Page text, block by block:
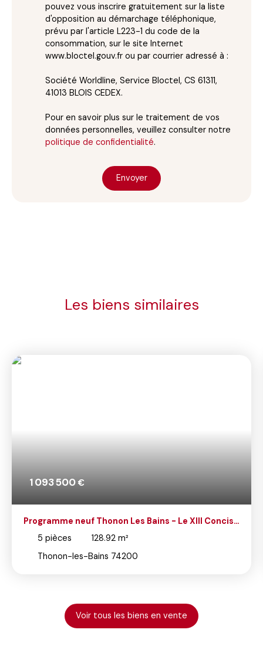
pouvez vous inscrire gratuitement sur la liste
d'opposition au démarchage téléphonique,
prévu par l'article L223-1 du code de la
consommation, sur le site Internet
www.bloctel.gouv.fr ou par courrier adressé à :
Société Worldline, Service Bloctel, CS 61311,
41013 BLOIS CEDEX.
Pour en savoir plus sur le traitement de vos
données personnelles, veuillez consulter notre
politique de confidentialité.
Envoyer
Les biens similaires
1 093 500€
Programme neuf Thonon Les Bains - Le XIII Concise
5 pièces 128.92 m²
Thonon-les-Bains 74200
Voir tous les biens en vente